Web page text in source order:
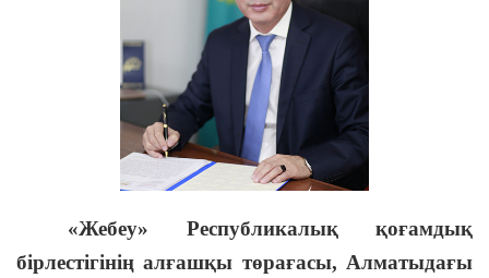
«Жебеу» Республикалық қоғамдық
бірлестігінің алғашқы төрағасы, Алматыдағы